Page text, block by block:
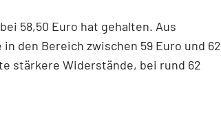
58,50 Euro hat gehalten. Aus
den Bereich zwischen 59 Euro und 62
stärkere Widerstände, bei rund 62